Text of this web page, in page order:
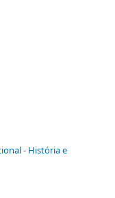
- História e